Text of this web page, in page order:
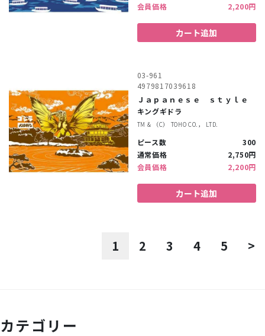
会員価格
2,200円
カート追加
03-961
4979817039618
Ｊａｐａｎｅｓｅ ｓｔｙｌｅ
キングギドラ
TM & （C） TOHO CO.， LTD.
ピース数
300
通常価格
2,750円
会員価格
2,200円
カート追加
1 2 3 4 5 >
カテゴリー